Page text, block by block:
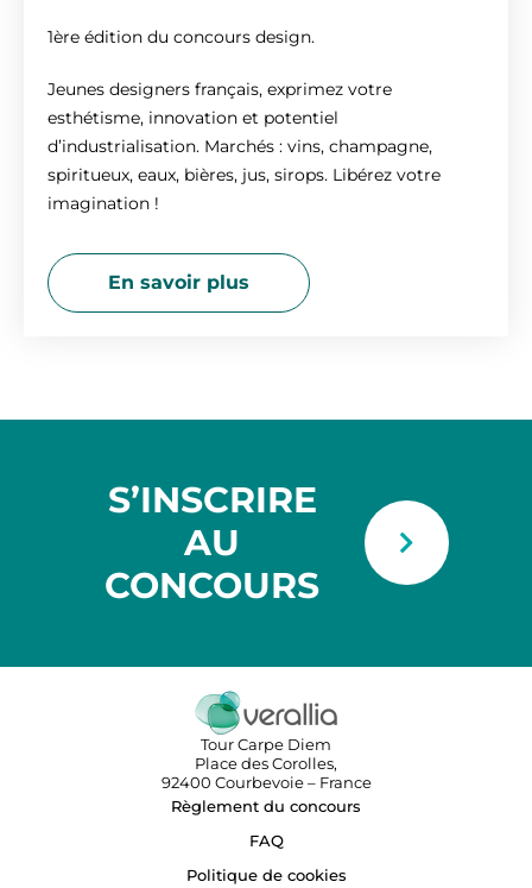
1ère édition du concours design.
Jeunes designers français, exprimez votre
esthétisme, innovation et potentiel
d’industrialisation. Marchés : vins, champagne,
spiritueux, eaux, bières, jus, sirops. Libérez votre
imagination !
En savoir plus
S’INSCRIRE
AU
CONCOURS
Tour Carpe Diem
Place des Corolles,
92400 Courbevoie – France
Règlement du concours
FAQ
Politique de cookies